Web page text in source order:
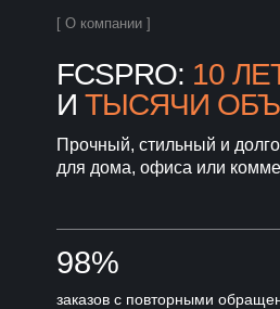
FCSPRO: 10
И ТЫСЯЧИ
Прочный, стильный и
для дома, офиса или
98%
заказов с повторными
[ О компании ]